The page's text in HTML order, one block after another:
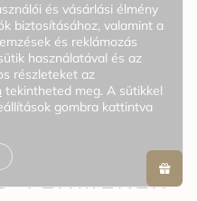
TERMÉKEK
és vásárlási élmény
biztosításához, valamint a
és reklámozás
használatával és az
részleteket az
tekintheted meg. A sütikkel
gombra kattintva